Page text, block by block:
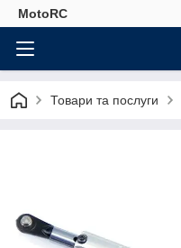
MotoRC
Товари та послуги